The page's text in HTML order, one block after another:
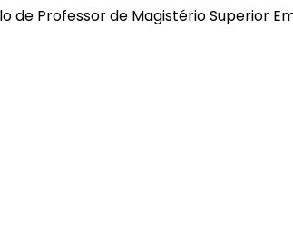
de Professor de Magistério Superior